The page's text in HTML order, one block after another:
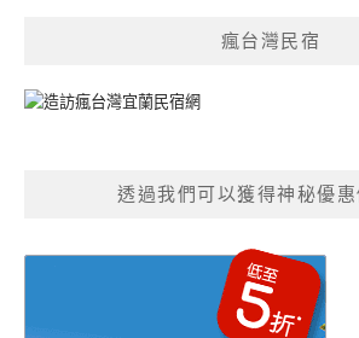
瘋台灣民宿
透過我們可以獲得神秘優